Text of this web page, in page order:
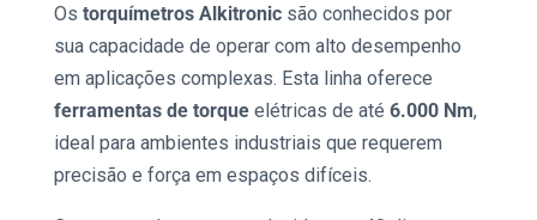
Os torquímetros Alkitronicsão conhecidos por
sua capacidade de operar com alto desempenho
em aplicações complexas. Esta linha oferece
ferramentas de torqueelétricas de até 6.000 Nm,
ideal para ambientes industriais que requerem
precisão e força em espaços difíceis.